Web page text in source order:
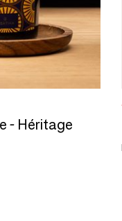
- Héritage